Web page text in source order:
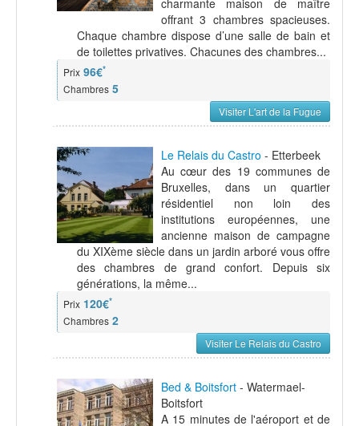
charmante maison de maître
offrant 3 chambres spacieuses.
Chaque chambre dispose d’une salle de bain et
de toilettes privatives. Chacunes des chambres...
Prix 96€*
Chambres 5
Visiter L'art de la Fugue
Le Relais du Castro - Etterbeek
Au cœur des 19 communes de
Bruxelles, dans un quartier
résidentiel non loin des
institutions européennes, une
ancienne maison de campagne
du XIXème siècle dans un jardin arboré vous offre
des chambres de grand confort. Depuis six
générations, la même...
Prix 120€*
Chambres 2
Visiter Le Relais du Castro
Bed & Boitsfort - Watermael-
Boitsfort
A 15 minutes de l'aéroport et de